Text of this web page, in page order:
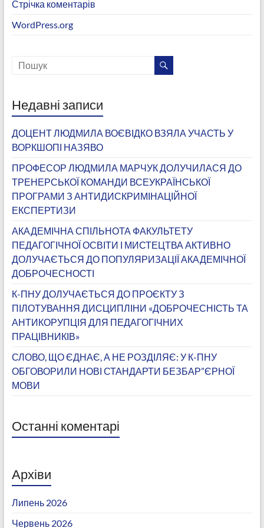
Стрічка коментарів
WordPress.org
Недавні записи
ДОЦЕНТ ЛЮДМИЛА ВОЄВІДКО ВЗЯЛА УЧАСТЬ У
ВОРКШОПІ НАЗЯВО
ПРОФЕСОР ЛЮДМИЛА МАРЧУК ДОЛУЧИЛАСЯ ДО
ТРЕНЕРСЬКОЇ КОМАНДИ ВСЕУКРАЇНСЬКОЇ
ПРОГРАМИ З АНТИДИСКРИМІНАЦІЙНОЇ
ЕКСПЕРТИЗИ
АКАДЕМІЧНА СПІЛЬНОТА ФАКУЛЬТЕТУ
ПЕДАГОГІЧНОЇ ОСВІТИ І МИСТЕЦТВА АКТИВНО
ДОЛУЧАЄТЬСЯ ДО ПОПУЛЯРИЗАЦІЇ АКАДЕМІЧНОЇ
ДОБРОЧЕСНОСТІ
К-ПНУ ДОЛУЧАЄТЬСЯ ДО ПРОЄКТУ З
ПІЛОТУВАННЯ ДИСЦИПЛІНИ «ДОБРОЧЕСНІСТЬ ТА
АНТИКОРУПЦІЯ ДЛЯ ПЕДАГОГІЧНИХ
ПРАЦІВНИКІВ»
СЛОВО, ЩО ЄДНАЄ, А НЕ РОЗДІЛЯЄ: У К-ПНУ
ОБГОВОРИЛИ НОВІ СТАНДАРТИ БЕЗБАР”ЄРНОЇ
МОВИ
Останні коментарі
Архіви
Липень 2026
Червень 2026